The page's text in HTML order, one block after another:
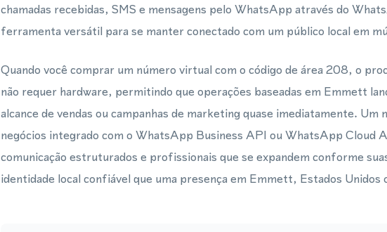
chamadas recebidas, SMS e mensagens pelo WhatsApp através do
ferramenta versátil para se manter conectado com um público local em
Quando você comprar um número virtual com o código de área 208, o
não requer hardware, permitindo que operações baseadas em Emmett
alcance de vendas ou campanhas de marketing quase imediatamente.
negócios integrado com o WhatsApp Business API ou WhatsApp Cloud
comunicação estruturados e profissionais que se expandem conforme
identidade local confiável que uma presença em Emmett, Estados Unidos